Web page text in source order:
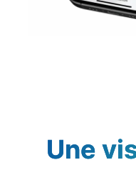
Une